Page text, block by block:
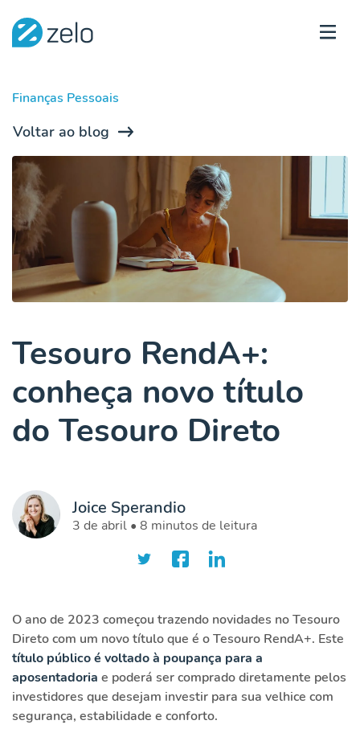
Finanças Pessoais
Voltar ao blog
Tesouro RendA+:
conheça novo título
do Tesouro Direto
Joice Sperandio
3 de abril • 8 minutos de leitura
O ano de 2023 começou trazendo novidades no Tesouro
Direto com um novo título que é o Tesouro RendA+. Este
título público é voltado à poupança para a
aposentadoria e poderá ser comprado diretamente pelos
investidores que desejam investir para sua velhice com
segurança, estabilidade e conforto.